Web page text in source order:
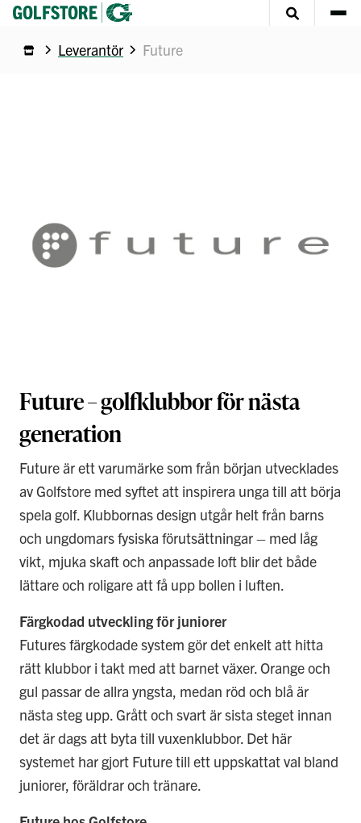
Leverantör Future
Future – golfklubbor för nästa
generation
Future är ett varumärke som från början utvecklades
av Golfstore med syftet att inspirera unga till att börja
spela golf. Klubbornas design utgår helt från barns
och ungdomars fysiska förutsättningar – med låg
vikt, mjuka skaft och anpassade loft blir det både
lättare och roligare att få upp bollen i luften.
Färgkodad utveckling för juniorer
Futures färgkodade system gör det enkelt att hitta
rätt klubbor i takt med att barnet växer. Orange och
gul passar de allra yngsta, medan röd och blå är
nästa steg upp. Grått och svart är sista steget innan
det är dags att byta till vuxenklubbor. Det här
systemet har gjort Future till ett uppskattat val bland
juniorer, föräldrar och tränare.